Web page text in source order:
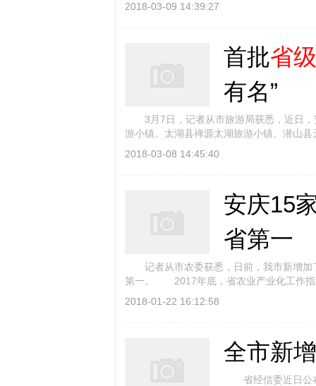
2018-03-09 14:39:27
首批省级
有名”
3月7日，记者从市旅游局获悉，近日，
游小镇、太湖县禅源太湖旅游小镇、潜
2018-03-08 14:45:40
安庆15
省第一
记者从市农委获悉，日前，我市新增加
第一。 2017年底，省农业产业化工作指
2018-01-22 16:12:58
全市新
省经信委近日公布